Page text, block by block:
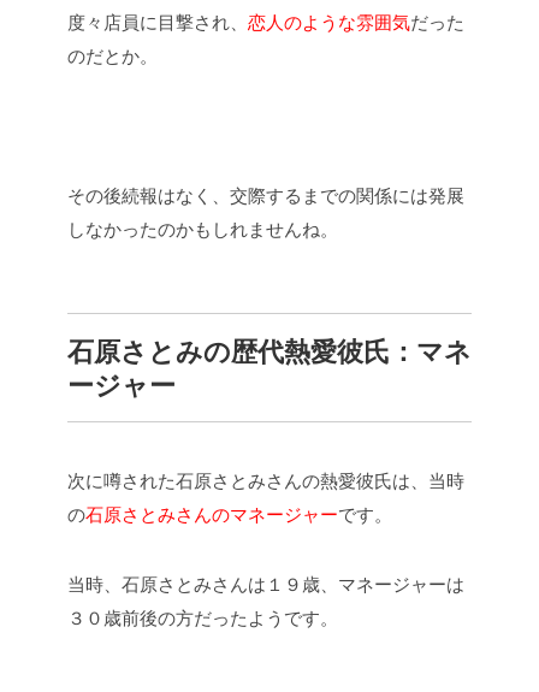
度々店員に目撃され、 恋人のような雰囲気だった
のだとか。
その後続報はなく、交際するまでの関係には発展
しなかったのかもしれませんね。
石原さとみの歴代熱愛彼氏： マネ
ージャー
次に噂された石原さとみさんの熱愛彼氏は、当時
の石原さとみさんのマネージャーです。
当時、石原さとみさんは１９歳、マネージャーは
３０歳前後の方だったようです。